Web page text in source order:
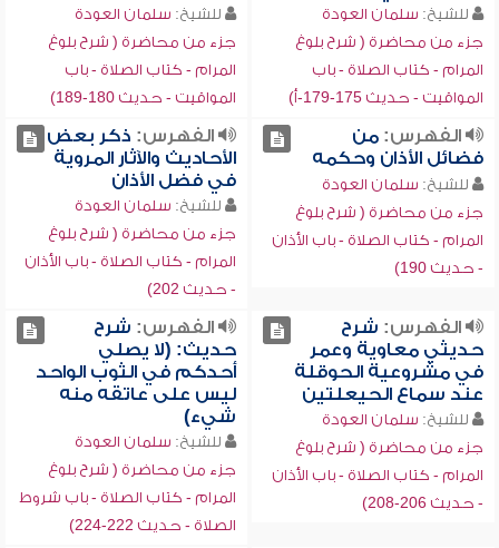
للشيخ: سلمان العودة
جزء من محاضرة ( شرح بلوغ
المرام - كتاب الصلاة - باب
المواقيت - حديث 175-179-أ)
للشيخ: سلمان العودة
جزء من محاضرة ( شرح بلوغ
المرام - كتاب الصلاة - باب
المواقيت - حديث 180-189)
الفهرس:من
فضائل الأذان وحكمه
للشيخ: سلمان العودة
جزء من محاضرة ( شرح بلوغ
المرام - كتاب الصلاة - باب الأذان
- حديث 190)
الفهرس: ذكر بعض
الأحاديث والآثار المروية
في فضل الأذان
للشيخ: سلمان العودة
جزء من محاضرة ( شرح بلوغ
المرام - كتاب الصلاة - باب الأذان
- حديث 202)
الفهرس: شرح
حديثي معاوية وعمر
في مشروعية الحوقلة
عند سماع الحيعلتين
للشيخ: سلمان العودة
جزء من محاضرة ( شرح بلوغ
المرام - كتاب الصلاة - باب الأذان
- حديث 206-208)
الفهرس: شرح
حديث: (لا يصلي
أحدكم في الثوب الواحد
ليس على عاتقه منه
شيء)
للشيخ: سلمان العودة
جزء من محاضرة ( شرح بلوغ
المرام - كتاب الصلاة - باب شروط
الصلاة - حديث 222-224)